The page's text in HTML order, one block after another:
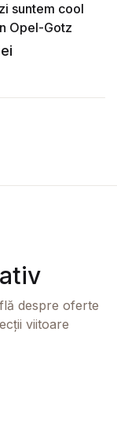
suntem cool
Opel-Gotz
despre oferte
viitoare